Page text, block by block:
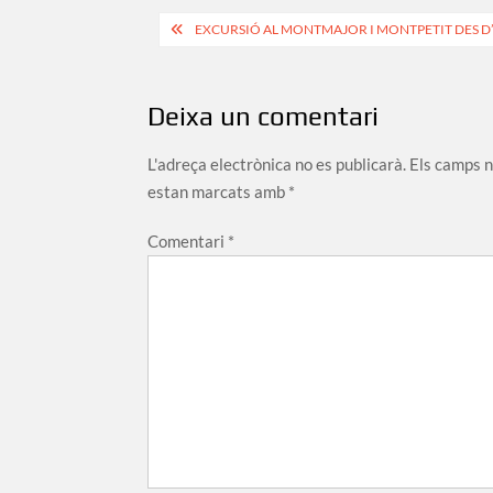
Navegació
EXCURSIÓ AL MONTMAJOR I MONTPETIT DES
Deixa un comentari
L'adreça electrònica no es publicarà. Els camps
estan marcats amb *
Comentari *